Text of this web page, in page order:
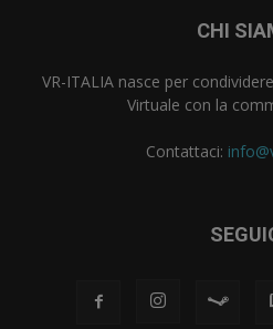
CHI
VR-ITALIA nasce per
Virtuale con la
Contattaci: